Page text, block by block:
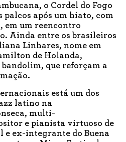
o Cordel do Fogo
palcos após um hiato, com
em um reencontro
Ainda entre os brasileiros
Linhares, nome em
de Holanda,
que reforçam a
está um dos
latino na
multi-
e pianista virtuoso de
ex-integrante do Buena